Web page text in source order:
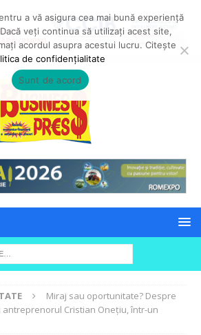
Miraj sau oportunitate? Despre
antreprenorul Cristian Onețiu, într-un
a vă asigura cea mai bună experiență
veți continua să utilizați acest site,
acordul asupra acestui lucru. Citește
de confidențialitate
Sunt de acord